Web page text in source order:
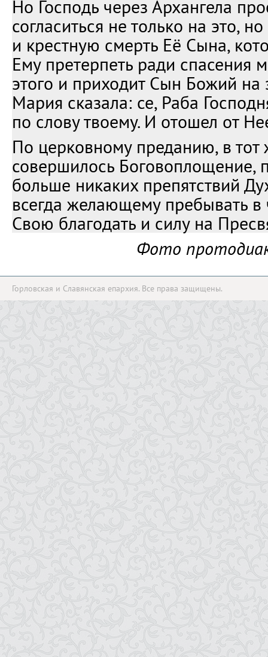
Но Господь через Архангела
согласиться не только на это,
и крестную смерть Её Сына,
Ему претерпеть ради спасения
этого и приходит Сын Божий на
Мария сказала: се, Раба
по слову твоему. И отошел от
По церковному преданию, в тот
совершилось Боговоплощение,
больше никаких препятствий
всегда желающему пребывать в
Свою благодать и силу на
Фото
Горловская и Славянская епархия. Все права защищены.